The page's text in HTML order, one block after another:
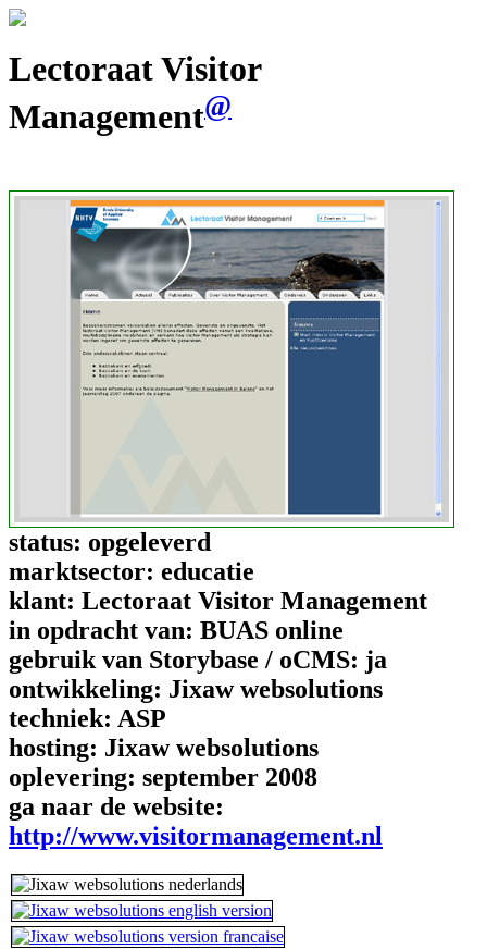
Lectoraat Visitor
Management@
status: opgeleverd
marktsector: educatie
klant: Lectoraat Visitor Management
in opdracht van: BUAS online
gebruik van Storybase / oCMS: ja
ontwikkeling: Jixaw websolutions
techniek: ASP
hosting: Jixaw websolutions
oplevering: september 2008
ga naar de website:
http://www.visitormanagement.nl